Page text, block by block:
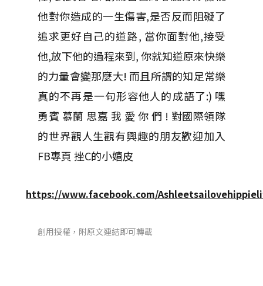
他對你造成的一生傷害,是否反而阻礙了
追求更好自己的道路, 當你面對他,接受
他,放下他的過程來到, 你就知道原來快樂
的力量會變那麼大! 而且所謂的知足常樂
真的不再是一句形容他人的成語了:) 嘿
勇賓 慕蘭 思嘉 我 愛 你 們 ! 對國際領隊
的世界觀人生觀有興趣的朋友歡迎加入
FB專頁 挫C的小嬉皮
https://www.facebook.com/
創用授權，附原文連結即可轉載